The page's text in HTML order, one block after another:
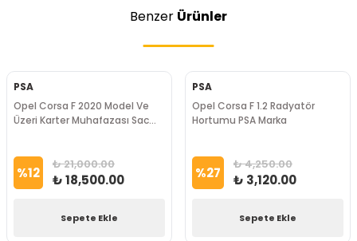
Benzer Ürünler
PSA
Opel Corsa F 2020 Model Ve
Üzeri Karter Muhafazası Sac
%12 ₺ 21,000.00
₺ 18,500.00
Sepete Ekle
PSA
Opel Corsa F 1.2 Radyatör
Hortumu PSA Marka
%27 ₺ 4,250.00
₺ 3,120.00
Sepete Ekle